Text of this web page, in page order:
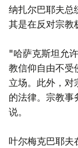
纳扎尔巴耶夫总
其是在反对宗教
"哈萨克斯坦允
教信仰自由不受
立场。此外，对
的法律。宗教
说。
叶尔梅克巴耶夫